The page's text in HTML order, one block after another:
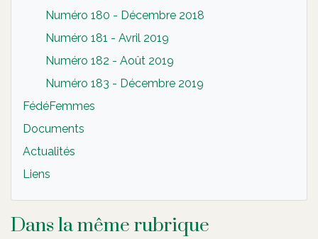
Numéro 180 - Décembre 2018
Numéro 181 - Avril 2019
Numéro 182 - Août 2019
Numéro 183 - Décembre 2019
FédéFemmes
Documents
Actualités
Liens
Dans la même rubrique